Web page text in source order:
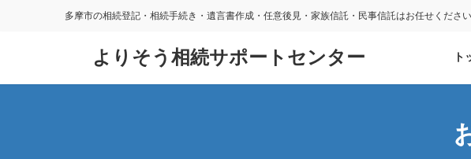
多摩市の相続登記・相続手続き・遺言書作成・任意後見・家族信託・民事信託はお任せくださ
ン
ー
よりそう相続サポートセンター ト